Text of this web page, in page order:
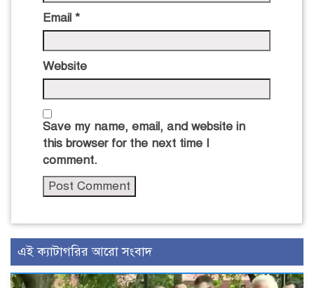
Email *
Website
Save my name, email, and website in
this browser for the next time I
comment.
এই ক্যাটাগরির আরো সংবাদ